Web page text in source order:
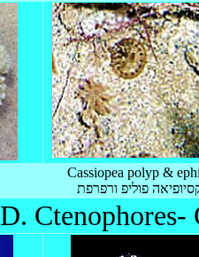
Cassiopea polyp &
פוליפ ורפרפת
D. Ctenophores-